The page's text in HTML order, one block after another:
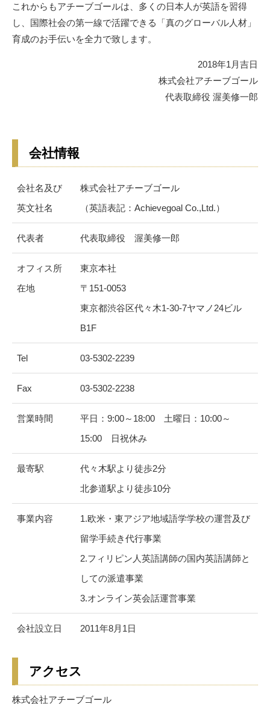
これからもアチーブゴールは、多くの日本人が英語を習得
し、国際社会の第一線で活躍できる「真のグローバル人材」
育成のお手伝いを全力で致します。
2018年1月吉日
株式会社アチーブゴール
代表取締役 渥美修一郎
会社情報
会社名及び
英文社名
株式会社アチーブゴール
（英語表記：Achievegoal Co.,Ltd.）
代表者 代表取締役 渥美修一郎
オフィス所
在地
東京本社
〒151-0053
東京都渋谷区代々木1-30-7ヤマノ24ビル
B1F
Tel 03-5302-2239
Fax 03-5302-2238
営業時間
平日：9:00～18:00 土曜日：10:00～
15:00 日祝休み
最寄駅
代々木駅より徒歩2分
北参道駅より徒歩10分
事業内容
1.欧米・東アジア地域語学学校の運営及び
留学手続き代行事業
2.フィリピン人英語講師の国内英語講師と
しての派遣事業
3.オンライン英会話運営事業
会社設立日 2011年8月1日
アクセス
株式会社アチーブゴール